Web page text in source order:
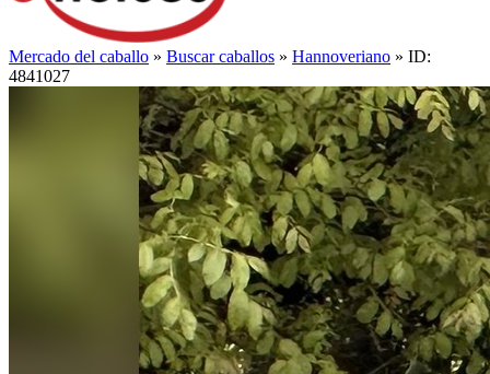
Mercado del caballo » Buscar caballos » Hannoveriano » ID:
4841027